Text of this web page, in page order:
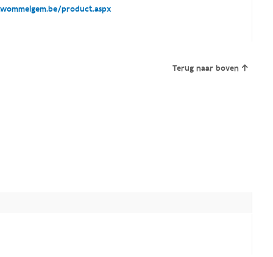
product.aspx
Terug naar boven